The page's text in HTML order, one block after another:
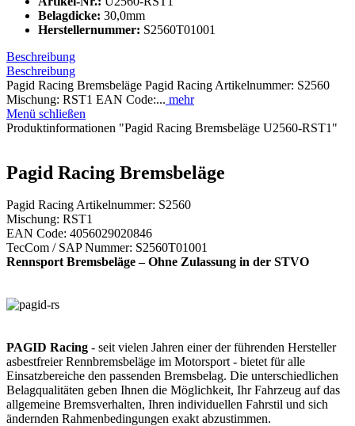
Belagdicke: 30,0mm
Herstellernummer: S2560T01001
Beschreibung
Beschreibung
Pagid Racing Bremsbeläge Pagid Racing Artikelnummer: S2560
Mischung: RST1 EAN Code:... mehr
Menü schließen
Produktinformationen "Pagid Racing Bremsbeläge U2560-RST1"
Pagid Racing Bremsbeläge
Pagid Racing Artikelnummer: S2560
Mischung: RST1
EAN Code: 4056029020846
TecCom / SAP Nummer: S2560T01001
Rennsport Bremsbeläge – Ohne Zulassung in der STVO
PAGID Racing - seit vielen Jahren einer der führenden Hersteller
asbestfreier Rennbremsbeläge im Motorsport - bietet für alle
Einsatzbereiche den passenden Bremsbelag. Die unterschiedlichen
Belagqualitäten geben Ihnen die Möglichkeit, Ihr Fahrzeug auf das
allgemeine Bremsverhalten, Ihren individuellen Fahrstil und sich
ändernden Rahmenbedingungen exakt abzustimmen.